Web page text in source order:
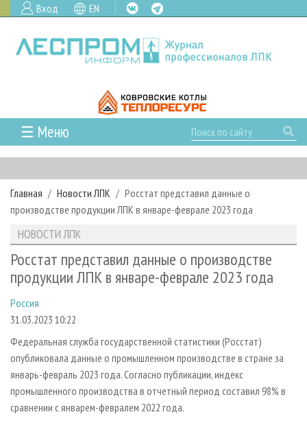
Вход EN
☰ Меню
ГЛАВНАЯ
РУБРИКИ И ТЕМЫ
РУБРИКИ ЖУРНАЛА
ЛЕСОЗАГОТОВКА
ЛЕСОПИЛЕНИЕ
СУШКА ДРЕВЕСИНЫ
ПРОИЗВОДСТВО ДРЕВЕСНЫХ ПЛИТ
ДЕРЕВЯННОЕ ДОМОСТРОЕНИЕ
ПРОИЗВОДСТВО МЕБЕЛИ
БИОЭНЕРГЕТИКА
НОВОСТИ
НОВОСТИ ЛПК
НОВОСТИ ЖУРНАЛА
ПРОЕКТЫ ЛПИ
АНАЛИТИКА
ПРЕДПРИЯТИЯ ЛПК
ПЕРСОНЫ
МОБИЛЬНЫЕ ВЫСТАВКИ
ОФИЦИАЛЬНЫЕ ДЕЛЕГАЦИИ
ПРИОРИТЕТНЫЕ ИНВЕСТПРОЕКТЫ
RUSSIAN FORESTRY REVIEW
АРХИВ ЖУРНАЛОВ
О ЖУРНАЛЕ
КОНТАКТЫ
РЕКЛАМОДАТЕЛЯМ
РЕКЛАМА
РЕКЛАМА НА САЙТЕ
Главная Новости ЛПК
Росстат представил данные о
производстве продукции ЛПК в январе-феврале 2023 года
НОВОСТИ ЛПК
Росстат представил данные о производстве
продукции ЛПК в январе-феврале 2023 года
Россия
31.03.2023 10:22
Федеральная служба государственной статистики (Росстат)
опубликовала данные о промышленном производстве в стране за
январь-февраль 2023 года. Согласно публикации, индекс
промышленного производства в отчетный период составил 98% в
сравнении с январем-февралем 2022 года.